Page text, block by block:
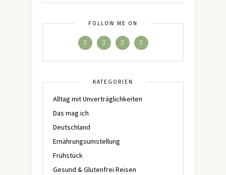
FOLLOW ME ON
KATEGORIEN
Alltag mit Unverträglichkeiten
Das mag ich
Deutschland
Ernährungsumstellung
Frühstück
Gesund & Glutenfrei Reisen